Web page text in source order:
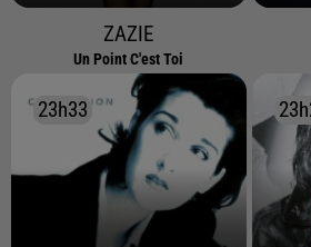
ZAZIE
Un Point C'est Toi
23h33
23h33